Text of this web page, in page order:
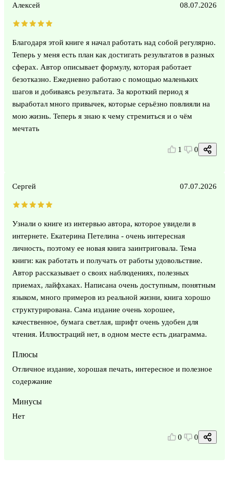
Алексей 08.07.2026
Благодаря этой книге я начал работать над собой регулярно.
Теперь у меня есть план как достигать результатов в разных
сферах. Автор описывает формулу, которая работает
безотказно. Ежедневно работаю с помощью маленьких
шагов и добиваясь результата. За короткий период я
выработал много привычек, которые серьёзно повлияли на
мою жизнь. Теперь я знаю к чему стремиться и о чём
мечтать
1 0
Сергей 07.07.2026
Узнали о книге из интервью автора, которое увидели в
интернете. Екатерина Петелина - очень интересная
личность, поэтому ее новая книга заинтриговала. Тема
книги: как работать и получать от работы удовольствие.
Автор рассказывает о своих наблюдениях, полезных
приемах, лайфхаках. Написана очень доступным, понятным
языком, много примеров из реальной жизни, книга хорошо
структурирована. Сама издание очень хорошее,
качественное, бумага светлая, шрифт очень удобен для
чтения. Иллюстраций нет, в одном месте есть диаграмма.
Плюсы
Отличное издание, хорошая печать, интересное и полезное
содержание
Минусы
Нет
0 0